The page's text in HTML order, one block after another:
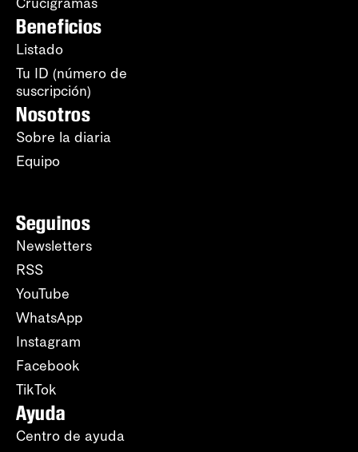
Beneficios
Listado
Tu ID (número de
suscripción)
Nosotros
Sobre la diaria
Equipo
Seguinos
Newsletters
RSS
YouTube
WhatsApp
Instagram
Facebook
TikTok
Ayuda
Centro de ayuda